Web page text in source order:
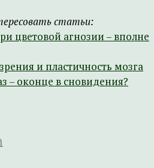
статьи:
цветовой агнозии – вполне
и пластичность мозга
– оконце в сновидения?